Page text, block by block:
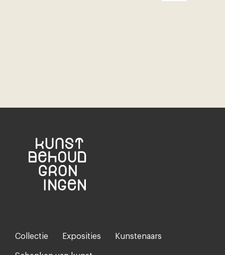
Footer-
menu
Collectie Exposities Kunstenaars